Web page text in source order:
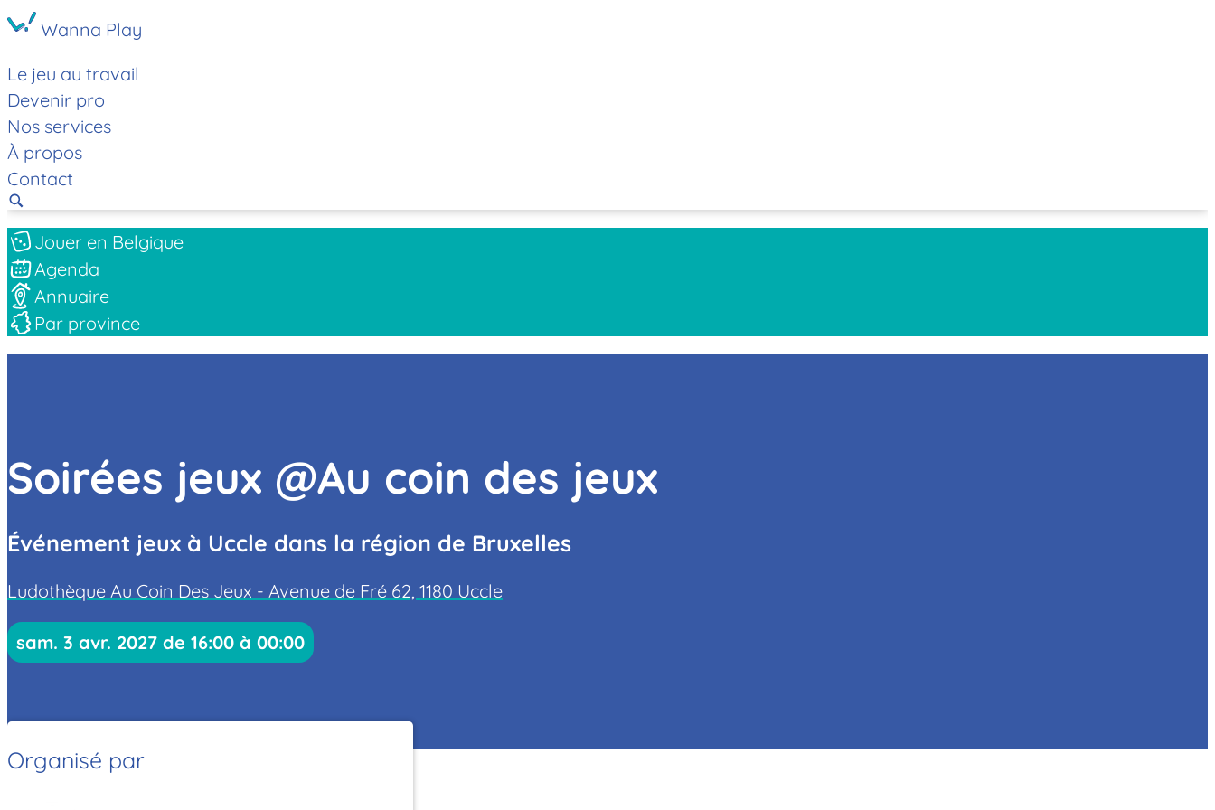
Wanna Play
Le jeu au travail
Devenir pro
Nos services
À propos
Contact
Jouer en Belgique
Agenda
Annuaire
Par province
Soirées jeux @Au coin des jeux
Événement jeux à Uccle dans la région de Bruxelles
Ludothèque Au Coin Des Jeux - Avenue de Fré 62, 1180 Uccle
sam. 3 avr. 2027 de 16:00 à 00:00
Organisé par